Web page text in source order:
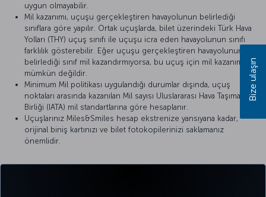
uygun olmayabilir.
Mil kazanımı, uçuşu gerçekleştiren havayolunun belirlediği
sınıflara göre yapılır. Ortak uçuşlarda, bilet üzerindeki Türk Hava
Yolları (THY) uçuş sınıfı ile uçuşu icra eden havayolunun sınıfı
farklılık gösterebilir. Eğer uçuşu gerçekleştiren havayolunun
belirlediği sınıf mil kazandırmıyorsa, bu uçuş için mil kazanımı
mümkün değildir.
Minimum Mil politikası uygulandığı durumlar dışında, uçuş
noktaları arasında kazanılan Mil sayısı Uluslararası Hava Taşımacılığı
Birliği (IATA) mil standartlarına göre hesaplanır.
Uçuşlarınız Miles&Smiles hesap ekstrenize yansıyana kadar,
orijinal biniş kartınızı ve bilet fotokopilerinizi saklamanız
önemlidir.
Bize ulaşın